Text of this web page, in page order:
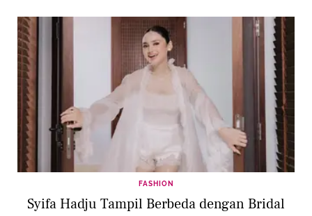
FASHION
Syifa Hadju Tampil Berbeda dengan Bridal